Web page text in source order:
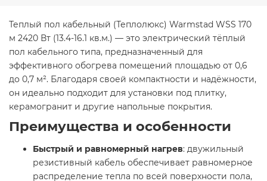
Теплый пол кабельный (Теплолюкс) Warmstad WSS 170
м 2420 Вт (13.4-16.1 кв.м.) — это электрический тёплый
пол кабельного типа, предназначенный для
эффективного обогрева помещений площадью от 0,6
до 0,7 м². Благодаря своей компактности и надёжности,
он идеально подходит для установки под плитку,
керамогранит и другие напольные покрытия.​
Преимущества и особенности
Быстрый и равномерный нагрев: двужильный
резистивный кабель обеспечивает равномерное
распределение тепла по всей поверхности пола,